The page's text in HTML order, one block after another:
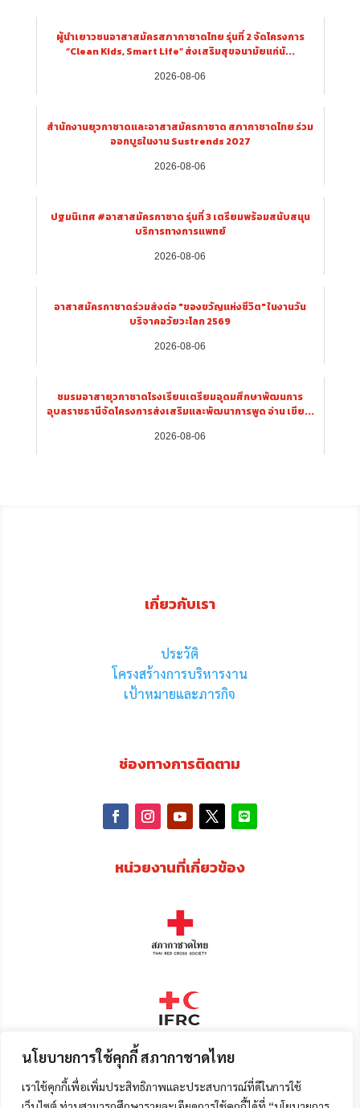
นโยบายการใช้คุกกี้ สภากาชาดไทย
เราใช้คุกกี้เพื่อเพิ่มประสิทธิภาพและประสบการณ์ที่ดีในการใช้
ผู้นำเยาวชนอาสาสมัครสภากาชาดไทย รุ่นที่ 2 จัดโครงการ
“Clean Kids, Smart Life” ส่งเสริมสุขอนามัยแก่นั...
2026-08-06
สำนักงานยุวกาชาดและอาสาสมัครกาชาด สภากาชาดไทย ร่วม
ออกบูธในงาน Sustrends 2027
2026-08-06
ปฐมนิเทศ #อาสาสมัครกาชาด รุ่นที่ 3 เตรียมพร้อมสนับสนุน
บริการทางการแพทย์
2026-08-06
อาสาสมัครกาชาดร่วมส่งต่อ "ของขวัญแห่งชีวิต" ในงานวัน
บริจาคอวัยวะโลก 2569
2026-08-06
ชมรมอาสายุวกาชาดโรงเรียนเตรียมอุดมศึกษาพัฒนการ
อุบลราชธานีจัดโครงการส่งเสริมและพัฒนาการพูด อ่าน เขีย...
2026-08-06
เกี่ยวกับเรา
ประวัติ
โครงสร้างการบริหารงาน
เป้าหมายและภารกิจ
ช่องทางการติดตาม
หน่วยงานที่เกี่ยวข้อง